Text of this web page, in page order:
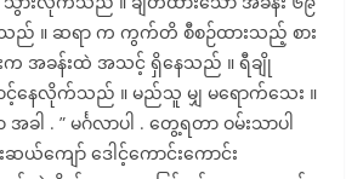
ည် ။ ဆရာ က ကွက်တိ စီစဉ်ထားသည့် စား
က အခန်းထဲ အသင့် ရှိနေသည် ။ ရီချို
င့်နေလိုက်သည် ။ မည်သူ မျှ မရောက်သေး ။
အခါ . ” မင်္ဂလာပါ . တွေ့ရတာ ဝမ်းသာပါ
ျော် ဒေါင့်ကောင်းကောင်း